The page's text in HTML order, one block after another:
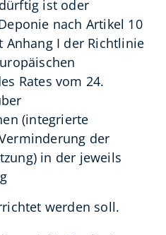
ist oder
nach Artikel 10
I der Richtlinie
Rates vom 24.
(integrierte
der
in der jeweils
werden soll.